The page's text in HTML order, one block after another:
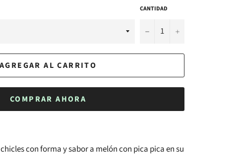
CANTIDAD
− +
AGREGAR AL CARRITO
COMPRAR AHORA
con forma y sabor a melón con pica pica en su